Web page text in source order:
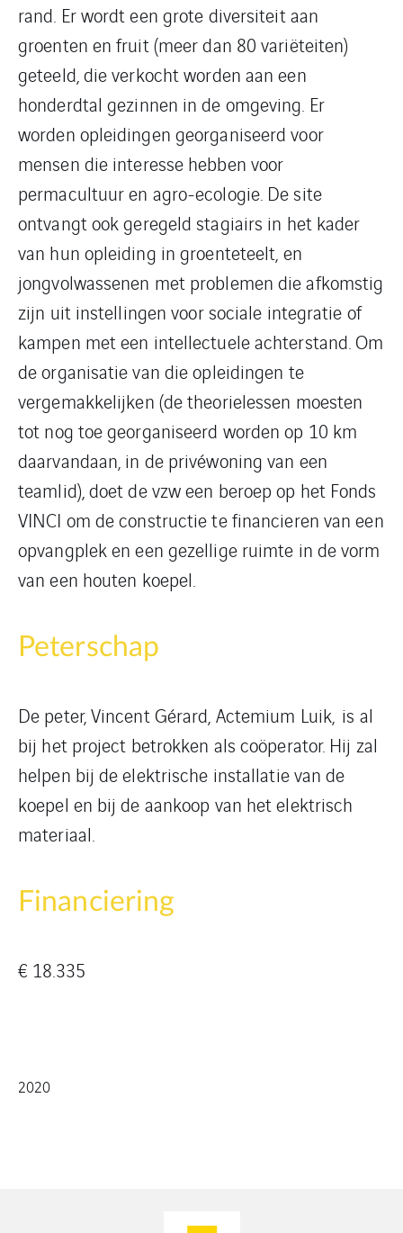
rand. Er wordt een grote diversiteit aan
groenten en fruit (meer dan 80 variëteiten)
geteeld, die verkocht worden aan een
honderdtal gezinnen in de omgeving. Er
worden opleidingen georganiseerd voor
mensen die interesse hebben voor
permacultuur en agro-ecologie. De site
ontvangt ook geregeld stagiairs in het kader
van hun opleiding in groenteteelt, en
jongvolwassenen met problemen die afkomstig
zijn uit instellingen voor sociale integratie of
kampen met een intellectuele achterstand. Om
de organisatie van die opleidingen te
vergemakkelijken (de theorielessen moesten
tot nog toe georganiseerd worden op 10 km
daarvandaan, in de privéwoning van een
teamlid), doet de vzw een beroep op het Fonds
VINCI om de constructie te financieren van een
opvangplek en een gezellige ruimte in de vorm
van een houten koepel.
Peterschap
De peter, Vincent Gérard, Actemium Luik, is al
bij het project betrokken als coöperator. Hij zal
helpen bij de elektrische installatie van de
koepel en bij de aankoop van het elektrisch
materiaal.
Financiering
€ 18.335
2020